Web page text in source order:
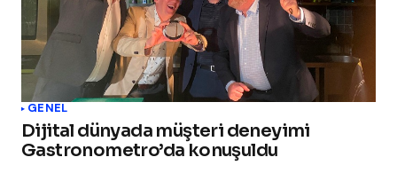
GENEL
Dijital dünyada müşteri deneyimi
Gastronometro’da konuşuldu